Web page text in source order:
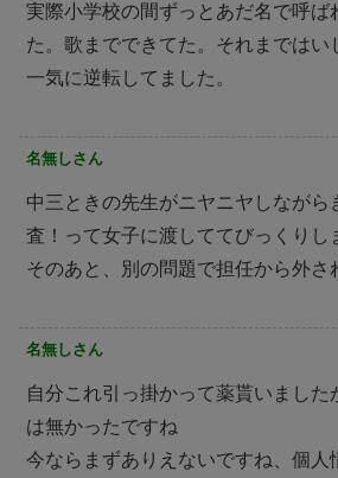
実際小学校の間ずっとあだ名で呼ば
た。歌までできてた。それまではい
一気に逆転してました。
名無しさん
中三ときの先生がニヤニヤしながら
査！って女子に渡しててびっくりし
そのあと、別の問題で担任から外さ
名無しさん
自分これ引っ掛かって薬貰いました
は無かったですね
今ならまずありえないですね、個人